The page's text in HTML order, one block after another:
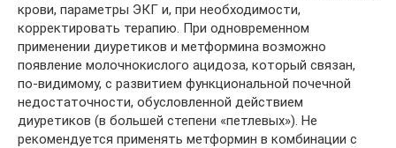
крови, параметры ЭКГ и, при необходимости,
корректировать терапию. При одновременном
применении диуретиков и метформина возможно
появление молочнокислого ацидоза, который связан,
по-видимому, с развитием функциональной почечной
недостаточности, обусловленной действием
диуретиков (в большей степени «петлевых»). Не
рекомендуется применять метформин в комбинации с